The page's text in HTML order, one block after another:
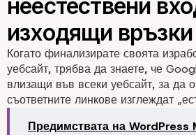
Когато финализирате своята
уебсайт, трябва да знаете, че
влизащи във всеки уебсайт, за да
съответните линкове изглеждат
Предимствата на WordPress